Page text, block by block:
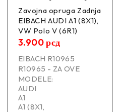
Položaj ugradnjeNapred
Dužina482.0 mm
Debljina17.0 mm
Zavojna opruga Zadnja
EIBACH AUDI A1 (8X1),
VW Polo V (6R1)
3.900рсд
EIBACH R10965
R10965 - ZA OVE
MODELE:
AUDI
A1
A1 (8X1,